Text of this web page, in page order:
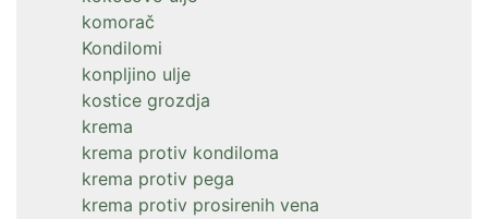
komorač
Kondilomi
konpljino ulje
kostice grozdja
krema
krema protiv kondiloma
krema protiv pega
krema protiv prosirenih vena